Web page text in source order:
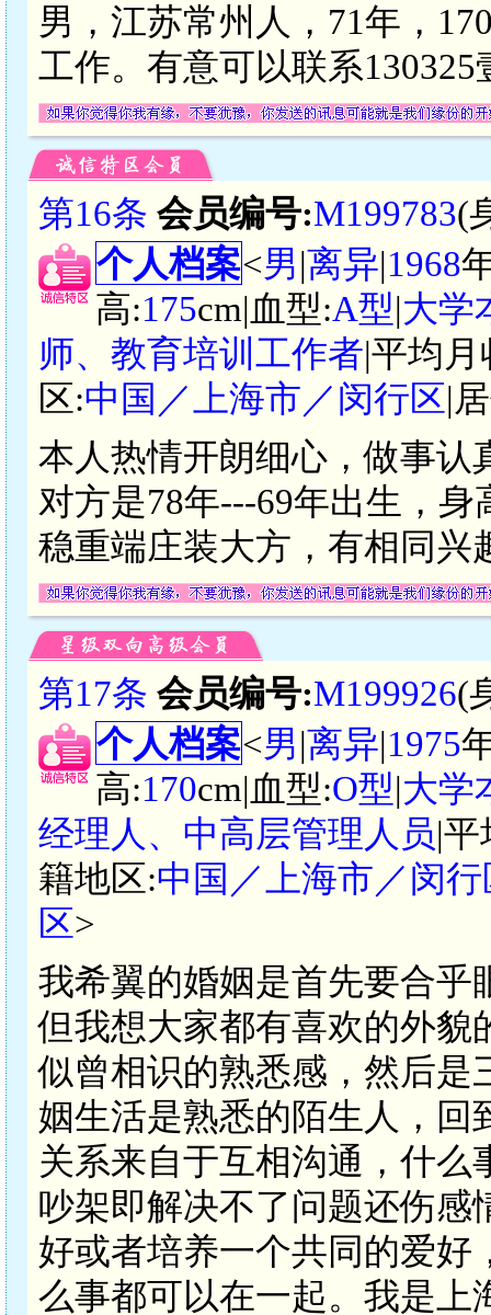
男，江苏常州人，71年，
工作。有意可以联系130325
第16条 会员编号:M199783(
个人档案<男|离异|1968
高:175cm|血型:A型|大学
师、教育培训工作者|平均月
区:中国／上海市／闵行区|
本人热情开朗细心，做事认
对方是78年---69年出生，
稳重端庄装大方，有相同兴
第17条 会员编号:M199926(
个人档案<男|离异|1975
高:170cm|血型:O型|大学
经理人、中高层管理人员|平
籍地区:中国／上海市／闵行
区>
我希翼的婚姻是首先要合乎
但我想大家都有喜欢的外貌
似曾相识的熟悉感，然后是
姻生活是熟悉的陌生人，回
关系来自于互相沟通，什
吵架即解决不了问题还伤感
好或者培养一个共同的爱好
么事都可以在一起。我是上